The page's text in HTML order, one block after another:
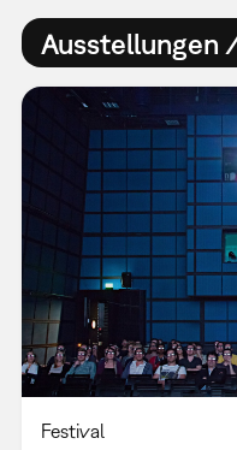
Ausstellungen
Festival